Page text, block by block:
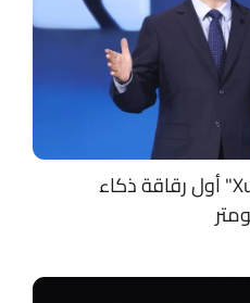
شركة BYD تطلق "Xuanji A3" أول رقاقة ذكاء